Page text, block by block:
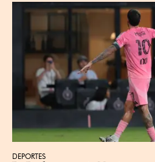
DEPORTES